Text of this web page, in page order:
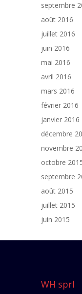
septembre
août 2016
juillet 2016
juin 2016
mai 2016
avril 2016
mars 2016
février 2016
janvier 2016
décembre
novembre
octobre
septembre
août 2015
juillet 2015
juin 2015
WH sprl